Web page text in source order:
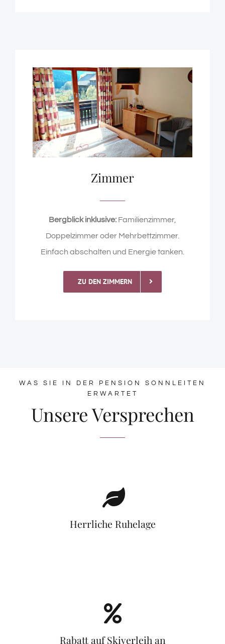
Zimmer
Bergblick inklusive: Familienzimmer,
Doppelzimmer oder Mehrbettzimmer.
Einfach abschalten und Energie tanken.
ZU DEN ZIMMERN
WAS SIE IN DER PENSION SONNLEITEN
ERWARTET
Unsere Versprechen
Herrliche Ruhelage
Rabatt auf Skiverleih an